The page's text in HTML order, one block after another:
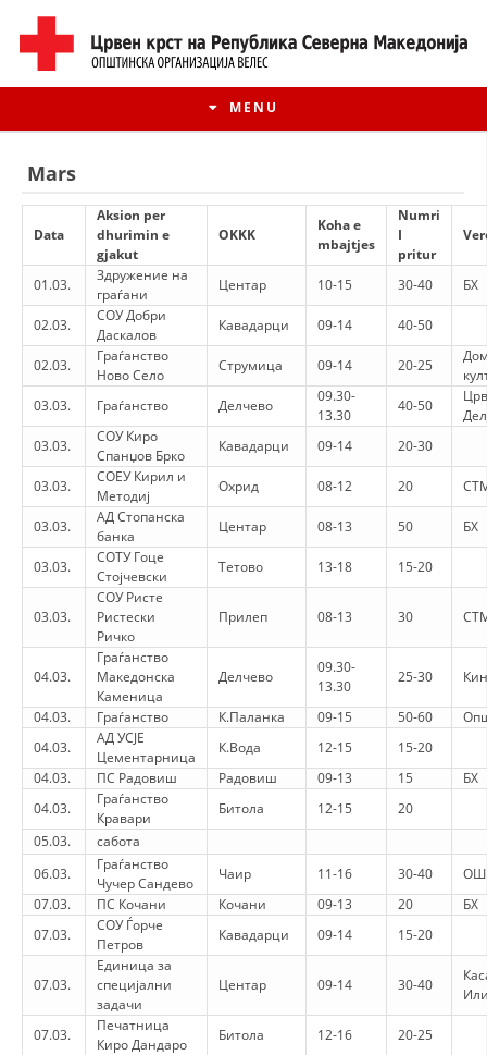
MENU
HISTORIA E LËVIZJES
HISTORIA E KRYQIT TË KUQ
STRUKTURA E ORGANIZATËS
KONTAKT INFORMACIONE
ANËTARËSIMI NË STRUKTURAT PROFESIONALE
STATUTI I KRYQIT TË KUQ
BORDI DREJTUES
STRUKTURA DHE STRUKTURA ORGANIZATIVE
DREJTA NDERKOMBETARE HUMANITARE
Mars
Data
Aksion per
dhurimin e
gjakut
ОKKK
Koha e
mbajtjes
Numri
I
pritur
01.03.
Здружение на
граѓани
Центар 10-15 30-40 БХ
02.03.
СОУ Добри
Даскалов
Кавадарци 09-14 40-50
02.03.
Граѓанство
Ново Село
Струмица 09-14 20-25
03.03.
Граѓанство Делчево
09.30-
13.30
40-50
03.03.
СОУ Киро
Спанџов Брко
Кавадарци 09-14 20-30
03.03.
СОЕУ Кирил и
Методиј
Охрид 08-12 20
03.03.
АД Стопанска
банка
Центар 08-13 50 БХ
03.03.
СОТУ Гоце
Стојчевски
Тетово 13-18 15-20
03.03.
СОУ Ристе
Ристески
Ричко
Прилеп 08-13 30
04.03.
Граѓанство
Македонска
Каменица
Делчево
09.30-
13.30
25-30
04.03. Граѓанство К.Паланка 09-15 50-60
04.03.
АД УСЈЕ
Цементарница
К.Вода 12-15
15-20
04.03.
ПС Радовиш Радовиш 09-13 15
БХ
04.03.
Граѓанство
Кравари
Битола 12-15
20
05.03.
сабота
06.03.
Граѓанство
Чучер Сандево
Чаир 11-16 30-40
ОШ
07.03.
ПС Кочани Кочани 09-13 20
БХ
07.03.
СОУ Ѓорче
Петров
Кавадарци 09-14 15-20
07.03.
Единица за
специјални
задачи
Центар 09-14 30-40
07.03.
Печатница
Киро Дандаро
Битола 12-16 20-25